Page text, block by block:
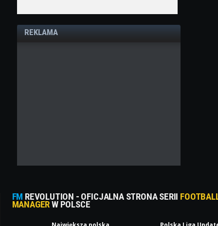
REKLAMA
FM REVOLUTION - OFICJALNA STRONA SERII
MANAGERW POLSCE